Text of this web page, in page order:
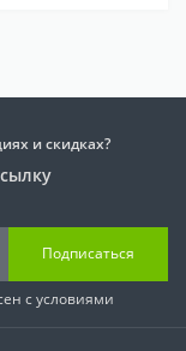
и скидках?
Подписаться
с условиями